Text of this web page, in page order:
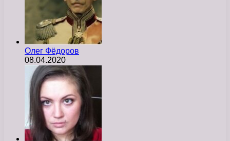
Олег Фёдоров
08.04.2020